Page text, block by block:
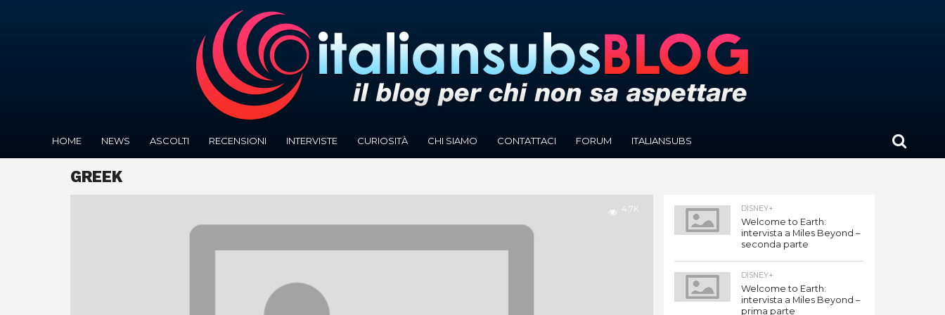
HOME NEWS ASCOLTI RECENSIONI INTERVISTE CURIOSITÀ CHI SIAMO CONTATTACI FORUM ITALIANSUBS
GREEK
4.7K DISNEY+
Welcome to Earth:
intervista a Miles Beyond –
seconda parte
DISNEY+
Welcome to Earth:
intervista a Miles Beyond –
prima parte